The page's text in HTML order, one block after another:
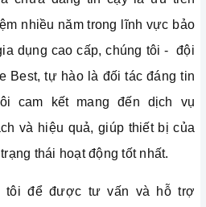
nhiều năm trong lĩnh vực bảo
dụng cao cấp, chúng tôi - đội
Best, tự hào là đối tác đáng tin
cam kết mang đến dịch vụ
và hiệu quả, giúp thiết bị của
thái hoạt động tốt nhất.
tôi để được tư vấn và hỗ trợ